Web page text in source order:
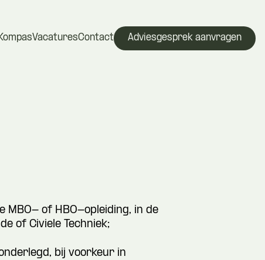
VacaturesContact Adviesgesprek aanvragen
MBO- of HBO-opleiding, in de
of Civiele Techniek;
bij voorkeur in